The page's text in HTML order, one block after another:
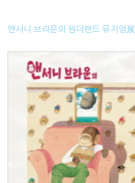
앤서니 브라운의 원더랜드 뮤지엄展